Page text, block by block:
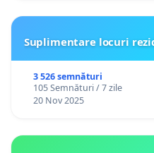
Suplimentare locuri
3 526 semnături
105 Semnături / 7 zile
20 Nov 2025